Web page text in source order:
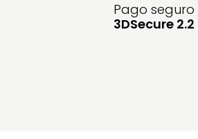
Pago seguro
3DSecure 2.2